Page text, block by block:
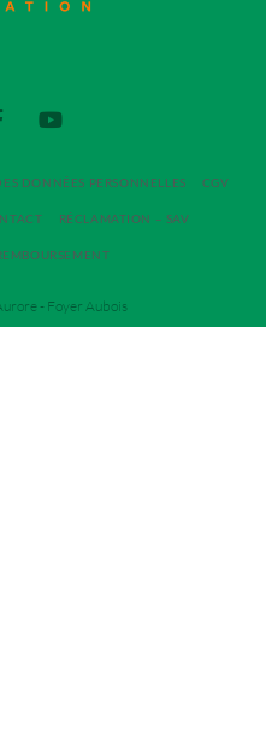
DONNÉES PERSONNELLES CGV
RÉCLAMATION – SAV
- Foyer Aubois